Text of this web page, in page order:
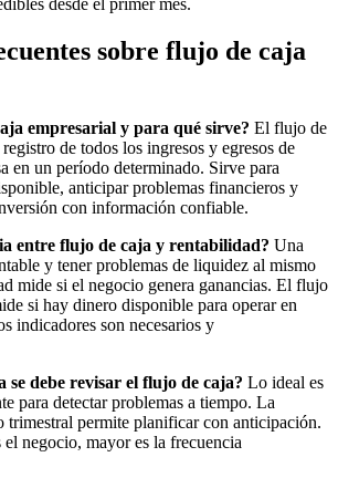
sobre flujo de caja
empresarial y para qué sirve? El flujo de
de todos los ingresos y egresos de
en un período determinado. Sirve para
anticipar problemas financieros y
con información confiable.
entre flujo de caja y rentabilidad? Una
y tener problemas de liquidez al mismo
mide si el negocio genera ganancias. El flujo
si hay dinero disponible para operar en
indicadores son necesarios y
se debe revisar el flujo de caja? Lo ideal es
para detectar problemas a tiempo. La
trimestral permite planificar con anticipación.
negocio, mayor es la frecuencia